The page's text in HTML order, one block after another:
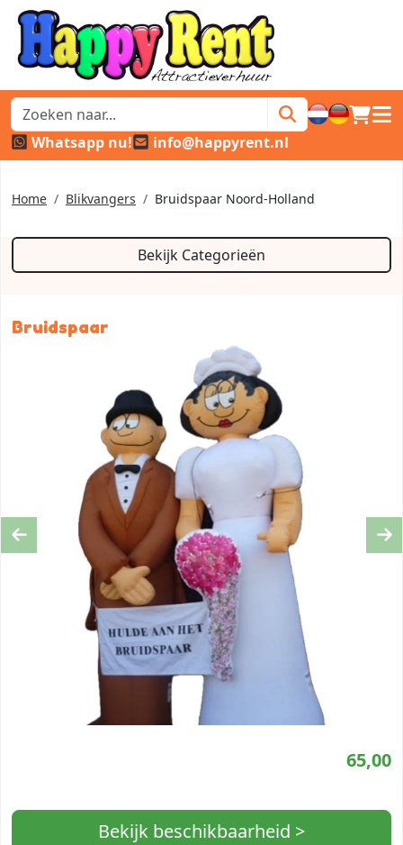
Whatsapp nu!
info@happyrent.nl
Home Blikvangers Bruidspaar Noord-Holland
Bekijk Categorieën
Bruidspaar
65,00
Bekijk beschikbaarheid >
Previous